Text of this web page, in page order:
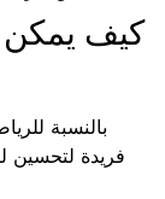
كيف يمكن
بالنسبة
فريدة لتحسين